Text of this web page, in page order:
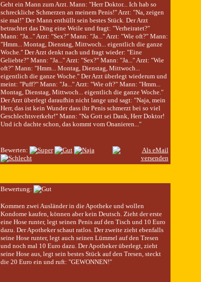
Geht ein Mann zum Arzt. Mann: "Herr Doktor... Ich hab so
schreckliche Schmerzen an meinem Penis!" Arzt: "Na, zeigen
sie mal!" Der Mann enthüllt sein bestes Stück. Der Arzt
betrachtet das Ding eine Weile und fragt: "Verheiratet?"
Mann: "Ja..." Arzt: "Sex?" Mann: "Ja..." Arzt: "Wie oft?" Mann:
"Hmm... Montag, Dienstag, Mittwoch... eigentlich die ganze
Woche." Der Arzt denkt nach und fragt wieder: "Eine
Geliebte?" Mann: "Ja..." Arzt: "Sex?" Mann: "Ja..." Arzt: "Wie
oft?" Mann: "Hmm... Montag, Dienstag, Mittwoch...
eigentlich die ganze Woche." Der Arzt überlegt wiederum und
meint: "Puff?" Mann: "Ja..." Arzt: "Wie oft?" Mann: "Hmm...
Montag, Dienstag, Mittwoch... eigentlich die ganze Woche."
Der Arzt überlegt daraufhin nicht lange und sagt: "Naja, mein
Herr, das ist kein Wunder dass ihr Penis schmerzt bei so viel
Geschlechtsverkehr!" Mann: "Na Gott sei Dank, Herr Doktor!
Und ich dachte schon, das kommt vom Onanieren..."
Bewerten:
Bewertung:
Kommen zwei Ausländer in die Apotheke und wollen
Kondome kaufen, können aber kein Deutsch. Zieht der erste
eine Hose runter, legt seinen Penis auf den Tisch und 10 Euro
dazu. Der Apotheker schaut ratlos. Der zweite zieht ebenfalls
seine Hose runter, legt auch seinen Lümmel auf den Tresen
und noch mal 10 Euro dazu. Der Apotheker überlegt, zieht
seine Hose aus, legt sein bestes Stück auf den Tresen, steckt
die 20 Euro ein und ruft: "GEWONNEN!"